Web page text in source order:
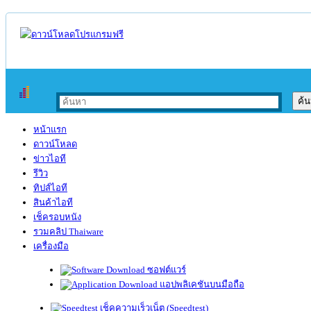
หน้าแรก
ดาวน์โหลด
ข่าวไอที
รีวิว
ทิปส์ไอที
สินค้าไอที
เช็ครอบหนัง
รวมคลิป Thaiware
เครื่องมือ
ซอฟต์แวร์
แอปพลิเคชันบนมือถือ
เช็คความเร็วเน็ต (Speedtest)